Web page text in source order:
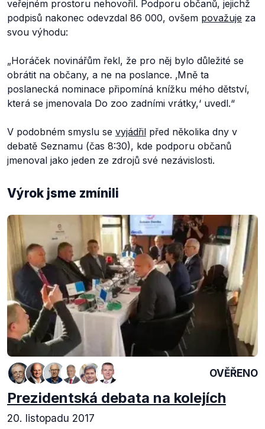
veřejném prostoru nehovořil. Podporu občanů, jejichž
podpisů nakonec odevzdal 86 000, ovšem považuje za
svou výhodu:
„Horáček novinářům řekl, že pro něj bylo důležité se
obrátit na občany, a ne na poslance. ‚Mně ta
poslanecká nominace připomíná knížku mého dětství,
která se jmenovala Do zoo zadními vrátky,‘ uvedl.“
V podobném smyslu se vyjádřil před několika dny v
debatě Seznamu (čas 8:30), kde podporu občanů
jmenoval jako jeden ze zdrojů své nezávislosti.
Výrok jsme zmínili
OVĚŘENO
Prezidentská debata na kolejích
20. listopadu 2017